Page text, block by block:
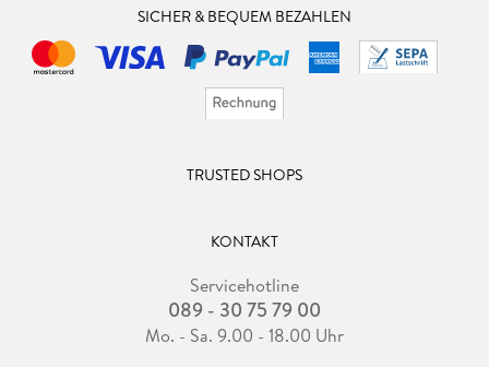
SICHER & BEQUEM BEZAHLEN
TRUSTED SHOPS
KONTAKT
Servicehotline
089 - 30 75 79 00
Mo. - Sa. 9.00 - 18.00 Uhr